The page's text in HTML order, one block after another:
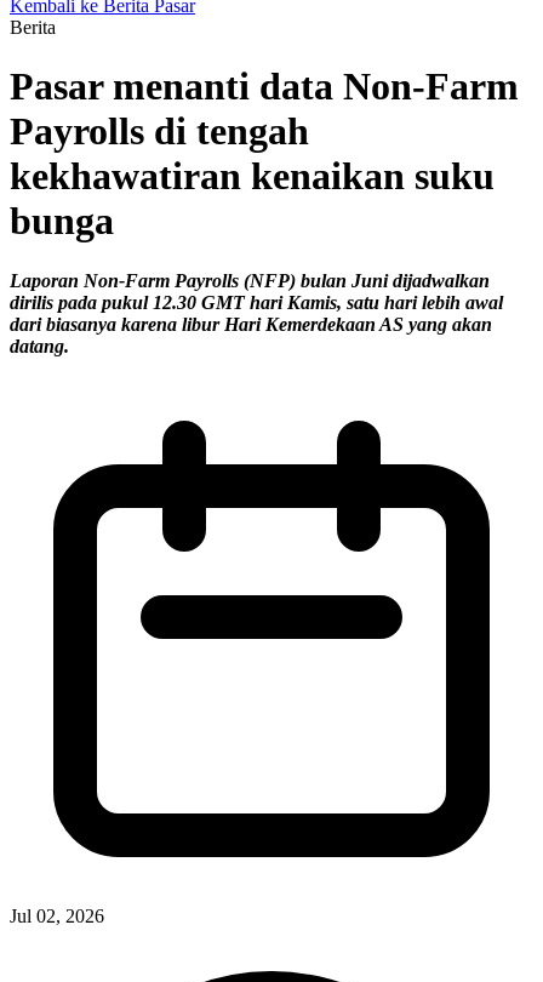
Kembali ke Berita Pasar
Berita
Pasar menanti data Non-Farm
Payrolls di tengah
kekhawatiran kenaikan suku
bunga
Laporan Non-Farm Payrolls (NFP) bulan Juni dijadwalkan
dirilis pada pukul 12.30 GMT hari Kamis, satu hari lebih awal
dari biasanya karena libur Hari Kemerdekaan AS yang akan
datang.
Jul 02, 2026